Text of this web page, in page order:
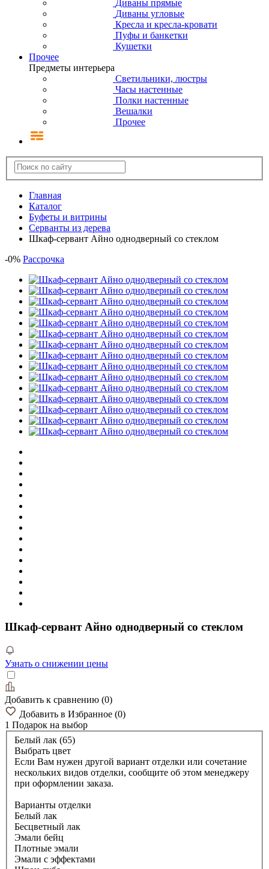
Диваны прямые
Диваны угловые
Кресла и кресла-кровати
Пуфы и банкетки
Кушетки
Прочее
Предметы интерьера
Светильники, люстры
Часы настенные
Полки настенные
Вешалки
Прочее
Главная
Каталог
Буфеты и витрины
Серванты из дерева
Шкаф-сервант Айно однодверный со стеклом
-0% Рассрочка
Шкаф-сервант Айно однодверный со стеклом
Узнать о снижении цены
Добавить к сравнению (0)
Добавить в Избранное (0)
1 Подарок на выбор
Белый лак (65)
Выбрать цвет
Если Вам нужен другой вариант отделки или сочетание
нескольких видов отделки, сообщите об этом менеджеру
при оформлении заказа.
Варианты отделки
Белый лак
Бесцветный лак
Эмали бейц
Плотные эмали
Эмали с эффектами